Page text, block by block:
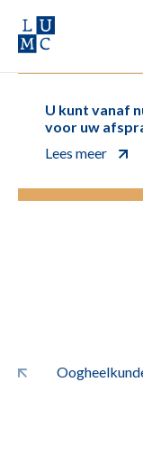
U kunt vanaf
voor uw
Lees meer